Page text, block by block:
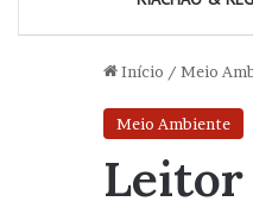
Início / Meio
Meio Ambiente
Leitor